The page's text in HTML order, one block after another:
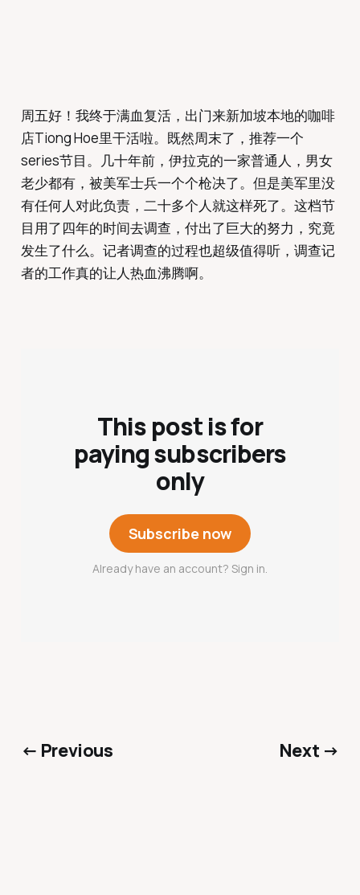
周五好！我终于满血复活，出门来新加坡本地的咖啡
店Tiong Hoe里干活啦。既然周末了，推荐一个
series节目。几十年前，伊拉克的一家普通人，男女
老少都有，被美军士兵一个个枪决了。但是美军里没
有任何人对此负责，二十多个人就这样死了。这档节
目用了四年的时间去调查，付出了巨大的努力，究竟
发生了什么。记者调查的过程也超级值得听，调查记
者的工作真的让人热血沸腾啊。
This post is for
paying subscribers
only
Subscribe now
Already have an account? Sign in.
← Previous Next →